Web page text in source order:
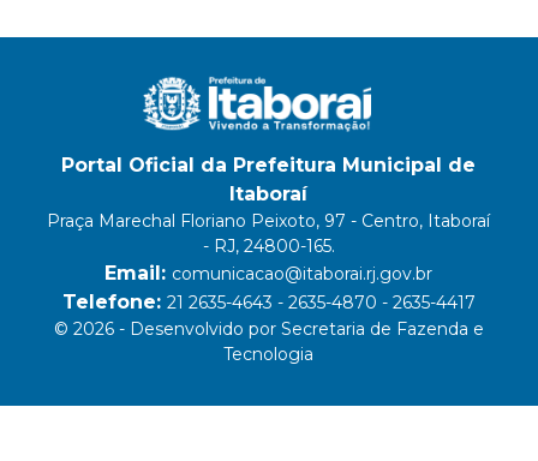
Portal Oficial da Prefeitura Municipal de
Itaboraí
Praça Marechal Floriano Peixoto, 97 - Centro, Itaboraí
- RJ, 24800-165.
Email: comunicacao@itaborai.rj.gov.br
Telefone: 21 2635-4643 - 2635-4870 - 2635-4417
© 2026 - Desenvolvido por Secretaria de Fazenda e
Tecnologia